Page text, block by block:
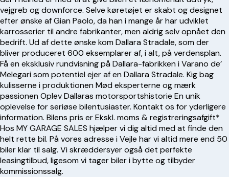
vejgreb og downforce. Selve køretøjet er skabt og designet
efter ønske af Gian Paolo, da han i mange år har udviklet
karrosserier til andre fabrikanter, men aldrig selv opnået den
bedrift. Ud af dette ønske kom Dallara Stradale, som der
bliver produceret 600 eksemplarer af, i alt, på verdensplan.
Få en eksklusiv rundvisning på Dallara-fabrikken i Varano de’
Melegari som potentiel ejer af en Dallara Stradale. Kig bag
kulisserne i produktionen Mød eksperterne og mærk
passionen Oplev Dallaras motorsportshistorie En unik
oplevelse for seriøse bilentusiaster. Kontakt os for yderligere
information. Bilens pris er Ekskl. moms & registreringsafgift*
Hos MY GARAGE SALES hjælper vi dig altid med at finde den
helt rette bil. På vores adresse i Vejle har vi altid mere end 50
biler klar til salg. Vi skræddersyer også det perfekte
leasingtilbud, ligesom vi tager biler i bytte og tilbyder
kommissionssalg.